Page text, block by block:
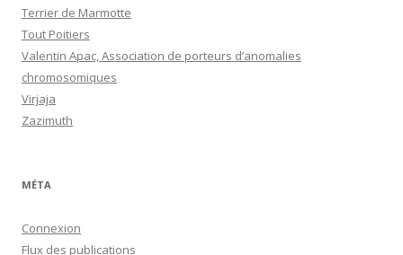
Terrier de Marmotte
Tout Poitiers
Valentin Apac, Association de porteurs d’anomalies
chromosomiques
Virjaja
Zazimuth
MÉTA
Connexion
Flux des publications